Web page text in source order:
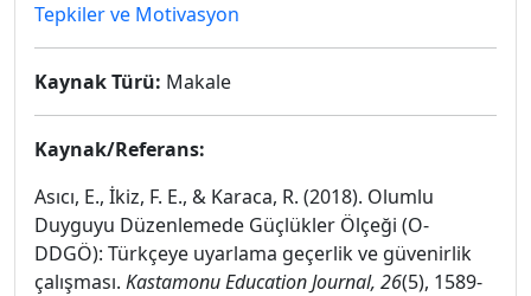
Tepkiler ve Motivasyon
Kaynak Türü: Makale
Kaynak/Referans:
Asıcı, E., İkiz, F. E., & Karaca, R. (2018). Olumlu
Duyguyu Düzenlemede Güçlükler Ölçeği (O-
DDGÖ): Türkçeye uyarlama geçerlik ve güvenirlik
çalışması. Kastamonu Education Journal, 26(5), 1589-